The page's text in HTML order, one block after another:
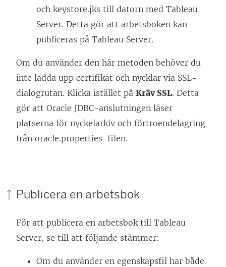
och keystore.jks till datorn med Tableau
Server. Detta gör att arbetsboken kan
publiceras på Tableau Server.
Om du använder den här metoden behöver du
inte ladda upp certifikat och nycklar via SSL-
dialogrutan. Klicka istället på Kräv SSL. Detta
gör att Oracle JDBC-anslutningen läser
platserna för nyckelarkiv och förtroendelagring
från oracle.properties-filen.
Publicera en arbetsbok
För att publicera en arbetsbok till Tableau
Server, se till att följande stämmer:
Om du använder en egenskapsfil har både